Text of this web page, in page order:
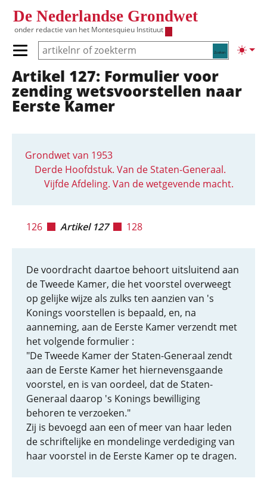
De Nederlandse Grondwet
onder redactie van het Montesquieu Instituut
Zoeken
Primair menu tonen/verbergen
Hoofdnavigatie
Artikel 127: Formulier voor
zending wetsvoorstellen naar
Eerste Kamer
Grondwet van 1953
Derde Hoofdstuk. Van de Staten-Generaal.
Vijfde Afdeling. Van de wetgevende macht.
126 Artikel 127 128
De voordracht daartoe behoort uitsluitend aan
de Tweede Kamer, die het voorstel overweegt
op gelijke wijze als zulks ten aanzien van 's
Konings voorstellen is bepaald, en, na
aanneming, aan de Eerste Kamer verzendt met
het volgende formulier :
"De Tweede Kamer der Staten-Generaal zendt
aan de Eerste Kamer het hiernevensgaande
voorstel, en is van oordeel, dat de Staten-
Generaal daarop 's Konings bewilliging
behoren te verzoeken."
Zij is bevoegd aan een of meer van haar leden
de schriftelijke en mondelinge verdediging van
haar voorstel in de Eerste Kamer op te dragen.